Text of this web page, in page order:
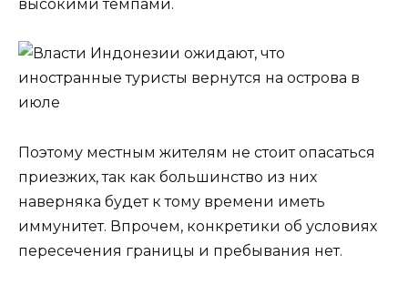
высокими темпами.
Поэтому местным жителям не стоит опасаться
приезжих, так как большинство из них
наверняка будет к тому времени иметь
иммунитет. Впрочем, конкретики об условиях
пересечения границы и пребывания нет.